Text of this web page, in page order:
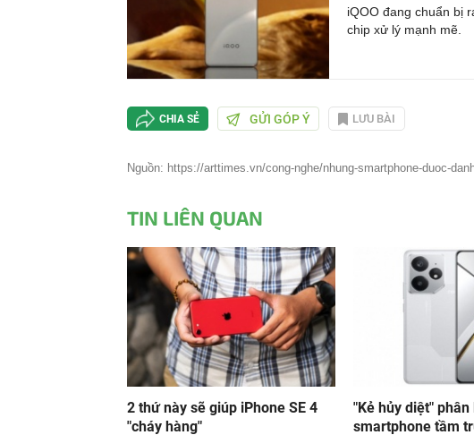
iQOO đang chuẩn bị
chip xử lý mạnh mẽ.
CHIA SẺ GỬI GÓP Ý LƯU BÀI
Nguồn: https://arttimes.vn/cong-nghe/nhung-smartphone-duoc-
TIN LIÊN QUAN
2 thứ này sẽ giúp iPhone SE 4
"cháy hàng"
"Kẻ hủy diệt" phân
smartphone tầm